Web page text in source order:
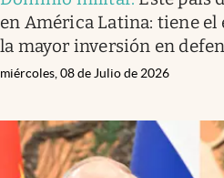
en América Latina: tiene el
la mayor inversión en
miércoles, 08 de Julio de 2026